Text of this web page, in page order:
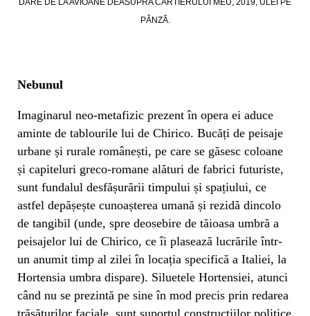
PÂNZĂ.
Nebunul
Imaginarul neo-metafizic prezent în opera ei aduce
aminte de tablourile lui de Chirico. Bucăți de peisaje
urbane și rurale românești, pe care se găsesc coloane
și capiteluri greco-romane alături de fabrici futuriste,
sunt fundalul desfășurării timpului și spațiului, ce
astfel depășește cunoașterea umană și rezidă dincolo
de tangibil (unde, spre deosebire de tăioasa umbră a
peisajelor lui de Chirico, ce îi plasează lucrările într-
un anumit timp al zilei în locația specifică a Italiei, la
Hortensia umbra dispare). Siluetele Hortensiei, atunci
când nu se prezintă pe sine în mod precis prin redarea
trăsăturilor faciale, sunt suportul construcțiilor politice